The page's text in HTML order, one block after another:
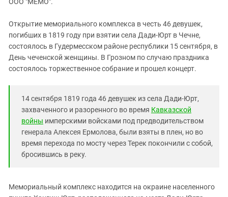
Чечня
Южная Осетия
Открытие мемориального комплекса в честь 46 девушек,
погибших в 1819 году при взятии села Дади-Юрт в Чечне,
состоялось в Гудермесском районе республики 15 сентября, в
День чеченской женщины. В Грозном по случаю праздника
состоялось торжественное собрание и прошел концерт.
14 сентября 1819 года 46 девушек из села Дади-Юрт,
захваченного и разоренного во время Кавказской
войны имперскими войсками под предводительством
генерала Алексея Ермолова, были взяты в плен, но во
время перехода по мосту через Терек покончили с собой,
бросившись в реку.
Мемориальный комплекс находится на окраине населенного